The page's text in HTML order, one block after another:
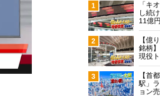
1
「キ
し続
11億
2
【億
銘柄
現役
3
【首
駅」
ョン